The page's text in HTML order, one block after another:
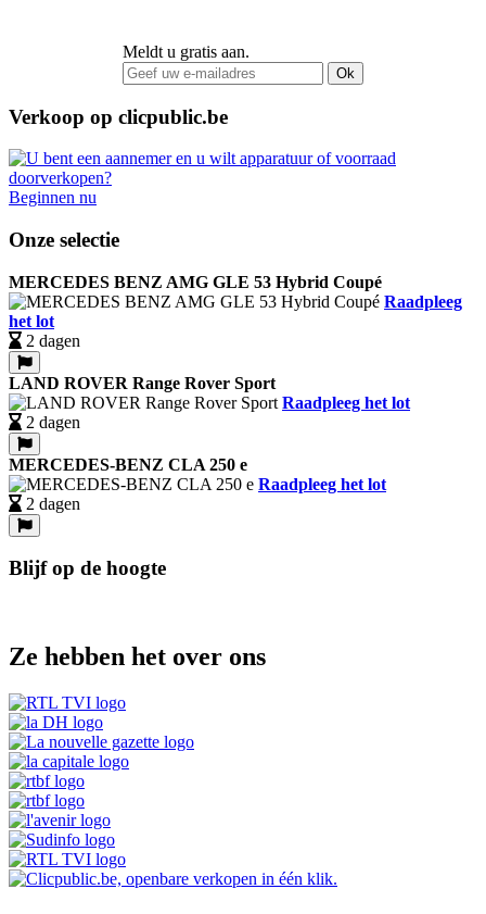
Meldt u gratis aan.
Ok
Verkoop op clicpublic.be
Beginnen nu
Onze selectie
MERCEDES BENZ AMG GLE 53 Hybrid Coupé
Raadpleeg
het lot
2 dagen
LAND ROVER Range Rover Sport
Raadpleeg het lot
2 dagen
MERCEDES-BENZ CLA 250 e
Raadpleeg het lot
2 dagen
Blijf op de hoogte
Ze hebben het over ons